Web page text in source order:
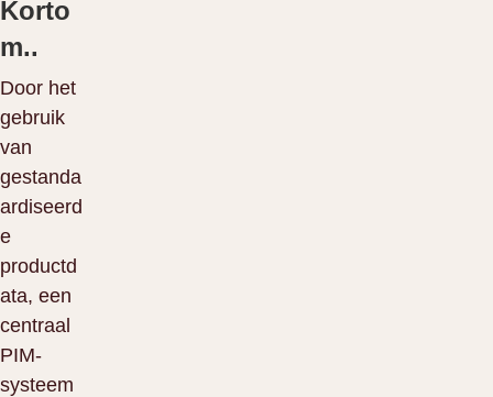
Korto
m..
Door het
gebruik
van
gestanda
ardiseerd
e
productd
ata, een
centraal
PIM-
systeem